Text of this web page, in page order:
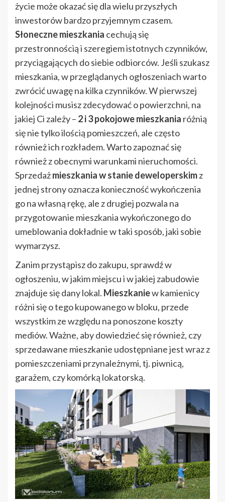
życie może okazać się dla wielu przyszłych
inwestorów bardzo przyjemnym czasem.
Słoneczne mieszkania cechują się
przestronnością i szeregiem istotnych czynników,
przyciągających do siebie odbiorców. Jeśli szukasz
mieszkania, w przeglądanych ogłoszeniach warto
zwrócić uwagę na kilka czynników. W pierwszej
kolejności musisz zdecydować o powierzchni, na
jakiej Ci zależy – 2 i 3 pokojowe mieszkania różnią
się nie tylko ilością pomieszczeń, ale często
również ich rozkładem. Warto zapoznać się
również z obecnymi warunkami nieruchomości.
Sprzedażmieszkania w stanie deweloperskimz
jednej strony oznacza konieczność wykończenia
go na własną rękę, ale z drugiej pozwala na
przygotowanie mieszkania wykończonego do
umeblowania dokładnie w taki sposób, jaki sobie
wymarzysz.
Zanim przystąpisz do zakupu, sprawdź w
ogłoszeniu, w jakim miejscu i w jakiej zabudowie
znajduje się dany lokal. Mieszkaniew kamienicy
różni się o tego kupowanego w bloku, przede
wszystkim ze względu na ponoszone koszty
mediów. Ważne, aby dowiedzieć się również, czy
sprzedawane mieszkanie udostępniane jest wraz z
pomieszczeniami przynależnymi, tj. piwnicą,
garażem, czy komórką lokatorską.